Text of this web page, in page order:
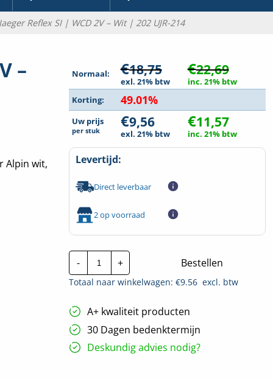
Reflex SI | WCD 2V – Wit | 202 UJR-214
–
Alpin wit,
Normaal: €18,75
exl. 21% btw
€22,69
inc. 21% btw
Korting:
49.01%
Uw prijs
per stuk €9,56
exl. 21% btw
€11,57
inc. 21% btw
Levertijd:
Direct leverbaar
2 op voorraad
-
Busch-
Jaeger
Reflex
SI
WCD
2V
Wit
|
202
+ Bestellen
Totaal naar winkelwagen: €9.56excl. btw
A+ kwaliteit producten
30 Dagen bedenktermijn
Deskundig advies nodig?